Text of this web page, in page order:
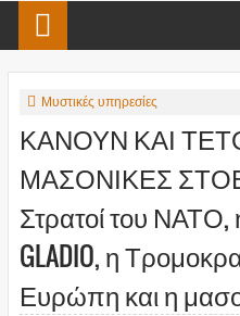
Μυστικές υπηρεσίες
ΚΑΝΟΥΝ ΚΑΙ
ΜΑΣΟΝΙΚΕΣ
Στρατοί του ΝΑΤΟ,
GLADIO, η
Ευρώπη και η